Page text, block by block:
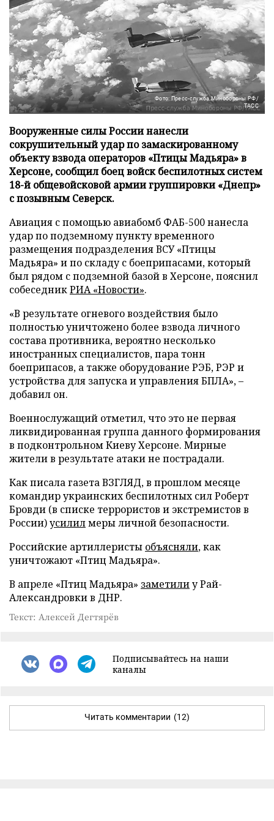
Фото: Пресс-служба Минобороны РФ/
ТАСС
Вооруженные силы России нанесли
сокрушительный удар по замаскированному
объекту взвода операторов «Птицы Мадьяра» в
Херсоне, сообщил боец войск беспилотных систем
18-й общевойсковой армии группировки «Днепр»
с позывным Северск.
Авиация с помощью авиабомб ФАБ-500 нанесла
удар по подземному пункту временного
размещения подразделения ВСУ «Птицы
Мадьяра» и по складу с боеприпасами, который
был рядом с подземной базой в Херсоне, пояснил
собеседникРИА «Новости».
«В результате огневого воздействия было
полностью уничтожено более взвода личного
состава противника, вероятно несколько
иностранных специалистов, пара тонн
боеприпасов, а также оборудование РЭБ, РЭР и
устройства для запуска и управления БПЛА», –
добавил он.
Военнослужащий отметил, что это не первая
ликвидированная группа данного формирования
в подконтрольном Киеву Херсоне. Мирные
жители в результате атаки не пострадали.
Как писала газета ВЗГЛЯД, в прошлом месяце
командир украинских беспилотных сил Роберт
Бровди (в списке террористов и экстремистов в
России)усилилмеры личной безопасности.
Российские артиллеристы объясняли, как
уничтожают «Птиц Мадьяра».
В апреле «Птиц Мадьяра» заметилиу Рай-
Александровки в ДНР.
Текст: Алексей Дегтярёв
Подписывайтесь на наши
каналы
Читать комментарии (12)